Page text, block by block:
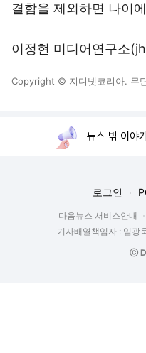
결함을 제외하면 나이
이정현 미디어연구소
Copyright © 지디넷코리아. 무
뉴스 밖 이야
로그인
다음뉴스 서비스안내
기사배열책임자 : 임광
ⓒ